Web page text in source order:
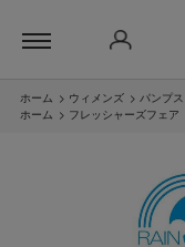
ホーム > ウィメンズ > パンプス
ホーム > フレッシャーズフェア